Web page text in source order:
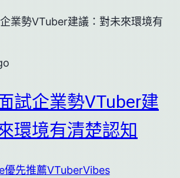
試企業勢VTuber建
環境有清楚認知
優先推薦VTuberVibes